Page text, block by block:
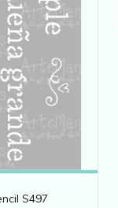
S497